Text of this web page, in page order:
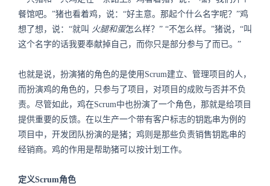
餐馆吧。”猪也看着鸡，说：“好主意。那起个什么名字呢？”鸡
想了想，说：“就叫 火腿和蛋怎么样？” “不怎么样。”猪说，“叫
这个名字的话我要奉献掉自己，而你只是部分参与了而已。”
也就是说，扮演猪的角色的是使用Scrum建立、管理项目的人，
而扮演鸡的角色的，只参与了项目，对项目的成败与否并不负
责。尽管如此，鸡在Scrum中也扮演了一个角色，那就是给项目
提供重要的反馈。在以生产一个带有客户标志的钥匙串为例的
项目中，开发团队扮演的是猪；鸡则是那些负责销售钥匙串的
经销商。鸡的作用是帮助猪可以按计划工作。
定义Scrum角色